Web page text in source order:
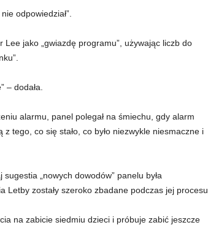
odpowiedział”.
Lee jako „gwiazdę programu”, używając liczb do
– dodała.
alarmu, panel polegał na śmiechu, gdy alarm
tego, co się stało, co było niezwykle niesmaczne i
„nowych dowodów” panelu była
Letby zostały szeroko zbadane podczas jej procesu.
na zabicie siedmiu dzieci i próbuje zabić jeszcze